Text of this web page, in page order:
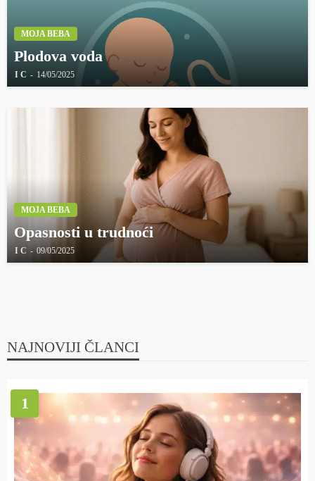
MOJA BEBA
Plodova voda
I C 14/05/2025
MOJA BEBA
Opasnosti u trudnoći
I C 09/05/2025
NAJNOVIJI ČLANCI
1